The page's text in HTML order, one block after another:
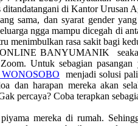
ditandatangani di Kantor Urusan
sama, dan syarat gender
ngga mampu dicegah di
menimbulkan rasa sakit bagi
BANYUMANIK
Untuk sebagian
menjadi solusi
dan harapan mereka akan
percaya? Coba terapkan
mereka di rumah.